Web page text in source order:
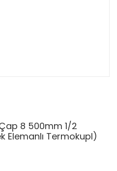
8 500mm 1/2
Elemanlı Termokupl)